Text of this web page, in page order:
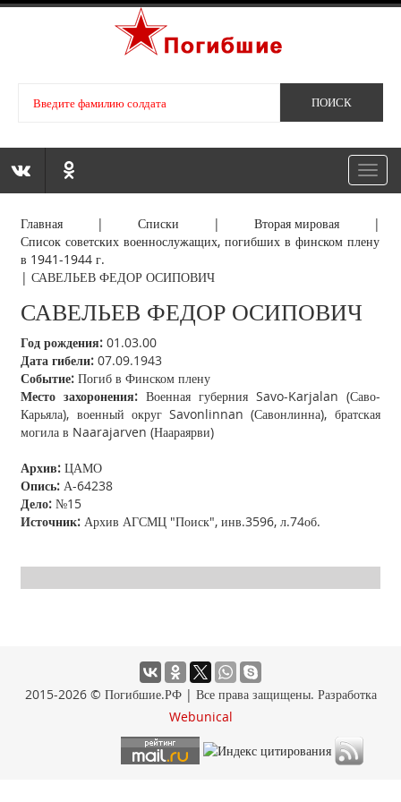
Главная |Списки | Вторая мировая|
Список советских военнослужащих, погибших в финском плену
в 1941-1944 г.
|САВЕЛЬЕВ ФЕДОР ОСИПОВИЧ
САВЕЛЬЕВ ФЕДОР ОСИПОВИЧ
Год рождения: 01.03.00
Дата гибели: 07.09.1943
Событие: Погиб в Финском плену
Место захоронения: Военная губерния Savo-Karjalan (Саво-
Карьяла), военный округ Savonlinnan (Савонлинна), братская
могила в Naarajarven (Наараярви)
Архив: ЦАМО
Опись: А-64238
Дело: №15
Источник: Архив АГСМЦ "Поиск", инв.3596, л.74об.
2015-2026 © Погибшие.РФ | Все права защищены. Разработка
Webunical